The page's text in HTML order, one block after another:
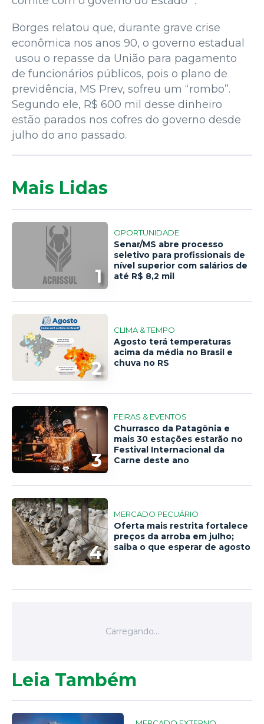
Borges relatou que, durante grave crise
econômica nos anos 90, o governo estadual
usou o repasse da União para pagamento
de funcionários públicos, pois o plano de
previdência, MS Prev, sofreu um “rombo”.
Segundo ele, R$ 600 mil desse dinheiro
estão parados nos cofres do governo desde
julho do ano passado.
Mais Lidas
1
OPORTUNIDADE
Senar/MS abre processo
seletivo para profissionais de
nível superior com salários de
até R$ 8,2 mil
2
CLIMA & TEMPO
Agosto terá temperaturas
acima da média no Brasil e
chuva no RS
3
FEIRAS & EVENTOS
Churrasco da Patagônia e
mais 30 estações estarão no
Festival Internacional da
Carne deste ano
4
MERCADO PECUÁRIO
Oferta mais restrita fortalece
preços da arroba em julho;
saiba o que esperar de agosto
Leia Também